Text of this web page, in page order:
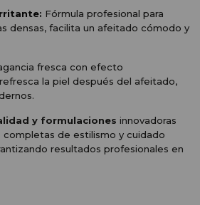
Fórmula profesional para
densas, facilita un afeitado cómodo y
fresca con efecto
la piel después del afeitado,
y formulaciones innovadoras
completas de estilismo y cuidado
resultados profesionales en